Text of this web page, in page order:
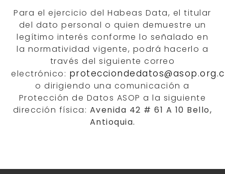
Para el ejercicio del Habeas Data, el titular
del dato personal o quien demuestre un
legítimo interés conforme lo señalado en
la normatividad vigente, podrá hacerlo a
través del siguiente correo
electrónico:
o dirigiendo una comunicación a
Protección de Datos ASOP a la siguiente
dirección física: Avenida 42 # 61 A 10 Bello,
Antioquia.